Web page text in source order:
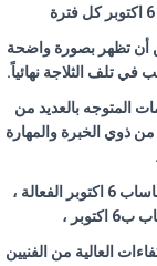
أن تظهر بصورة واضحة
في تلف الثلاجة نهائياً.
أفضل الخدمات المتوجه بالعديد من
ذوي الخبرة والمهارة
فلا تترد عزيزي المستخدم وسارع بطلب خدمة صيانة باساب 6 اكتوبر الفعالة ،
،
العالية من الفنيين